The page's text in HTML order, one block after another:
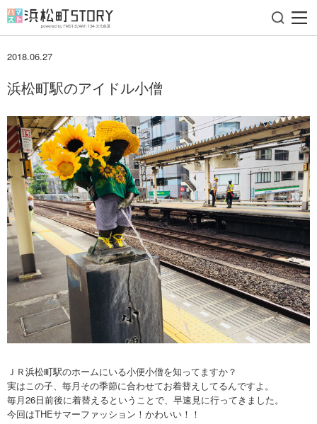
2018.06.27
浜松町駅のアイドル小僧
ＪＲ浜松町駅のホームにいる小便小僧を知ってますか？
実はこの子、毎月その季節に合わせてお着替えしてるんですよ。
毎月26日前後に着替えるということで、早速見に行ってきました。
今回はTHEサマーファッション！かわいい！！
浜松町ニュース
文化放送ご近所マップ
浜さんぽ
浜松町で絶対してみたい
30のこと。
浜松町ラーメンガイド
浜松町餃子ガイド
ラジオ局バーチャル見学ツアー
サテライトプラスイベント情報
浜松町STORY〜ハマスト〜とは